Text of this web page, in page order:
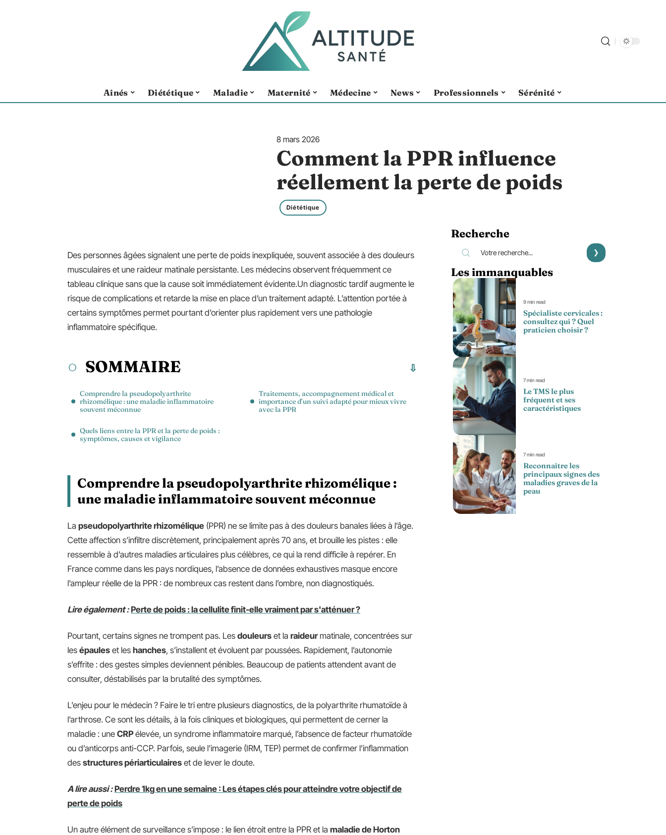
Aînés Diététique Maladie Maternité Médecine News Professionnels Sérénité
8 mars 2026
Comment la PPR influence
réellement la perte de poids
Diététique
Des personnes âgées signalent une perte de poids inexpliquée, souvent associée à des douleurs
musculaires et une raideur matinale persistante. Les médecins observent fréquemment ce
tableau clinique sans que la cause soit immédiatement évidente.Un diagnostic tardif augmente le
risque de complications et retarde la mise en place d’un traitement adapté. L’attention portée à
certains symptômes permet pourtant d’orienter plus rapidement vers une pathologie
inflammatoire spécifique.
SOMMAIRE
Comprendre la pseudopolyarthrite
rhizomélique : une maladie inflammatoire
souvent méconnue
Quels liens entre la PPR et la perte de poids :
symptômes, causes et vigilance
Traitements, accompagnement médical et
importance d’un suivi adapté pour mieux vivre
avec la PPR
Comprendre la pseudopolyarthrite rhizomélique :
une maladie inflammatoire souvent méconnue
La pseudopolyarthrite rhizomélique (PPR) ne se limite pas à des douleurs banales liées à l’âge.
Cette affection s’infiltre discrètement, principalement après 70 ans, et brouille les pistes : elle
ressemble à d’autres maladies articulaires plus célèbres, ce qui la rend difficile à repérer. En
France comme dans les pays nordiques, l’absence de données exhaustives masque encore
l’ampleur réelle de la PPR : de nombreux cas restent dans l’ombre, non diagnostiqués.
Lire également : Perte de poids : la cellulite finit-elle vraiment par s'atténuer ?
Pourtant, certains signes ne trompent pas. Les douleurs et la raideurmatinale, concentrées sur
les épaules et les hanches, s’installent et évoluent par poussées. Rapidement, l’autonomie
s’effrite : des gestes simples deviennent pénibles. Beaucoup de patients attendent avant de
consulter, déstabilisés par la brutalité des symptômes.
L’enjeu pour le médecin ? Faire le tri entre plusieurs diagnostics, de la polyarthrite rhumatoïde à
l’arthrose. Ce sont les détails, à la fois cliniques et biologiques, qui permettent de cerner la
maladie : une CRP élevée, un syndrome inflammatoire marqué, l’absence de facteur rhumatoïde
ou d’anticorps anti-CCP. Parfois, seule l’imagerie (IRM, TEP) permet de confirmer l’inflammation
des structures périarticulaires et de lever le doute.
A lire aussi : Perdre 1kg en une semaine : Les étapes clés pour atteindre votre objectif de
perte de poids
Un autre élément de surveillance s’impose : le lien étroit entre la PPR et la maladie de Horton
Recherche
Les immanquables
9 min read
Spécialiste cervicales :
consultez qui ? Quel
praticien choisir ?
7 min read
Le TMS le plus
fréquent et ses
caractéristiques
7 min read
Reconnaître les
principaux signes des
maladies graves de la
peau